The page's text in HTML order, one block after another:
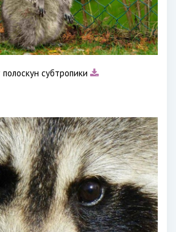
субтропики